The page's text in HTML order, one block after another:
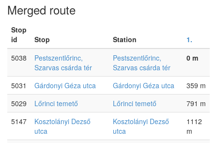
Merged route
Stop
id
Stop Station
1.
5038
Pestszentlőrinc,
Szarvas csárda tér
Pestszentlőrinc,
Szarvas csárda tér
0 m
5031 Gárdonyi Géza utca Gárdonyi Géza utca
359 m
5029
Lőrinci temető Lőrinci temető
791 m
5147
Kosztolányi Dezső
utca
Kosztolányi Dezső
utca
1112
m